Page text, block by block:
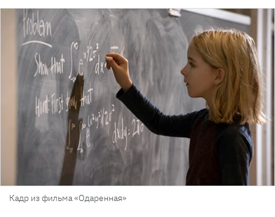
Кадр из фильма «Одаренная»